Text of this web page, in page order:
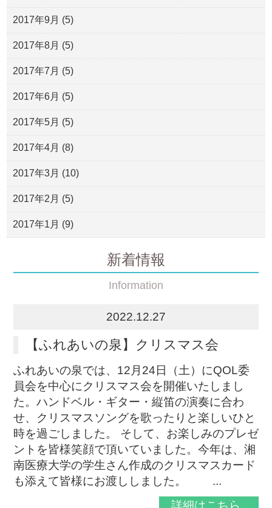
2017年9月 (5)
2017年8月 (5)
2017年7月 (5)
2017年6月 (5)
2017年5月 (5)
2017年4月 (8)
2017年3月 (10)
2017年2月 (5)
2017年1月 (9)
新着情報
Information
2022.12.27
【ふれあいの泉】クリスマス会
ふれあいの泉では、12月24日（土）にQOL委
員会を中心にクリスマス会を開催いたしまし
た。ハンドベル・ギター・縦笛の演奏に合わ
せ、クリスマスソングを歌ったりと楽しいひと
時を過ごしました。 そして、お楽しみのプレゼ
ントを皆様笑顔で頂いていました。今年は、湘
南医療大学の学生さん作成のクリスマスカード
も添えて皆様にお渡ししました。 ...
詳細はこちら